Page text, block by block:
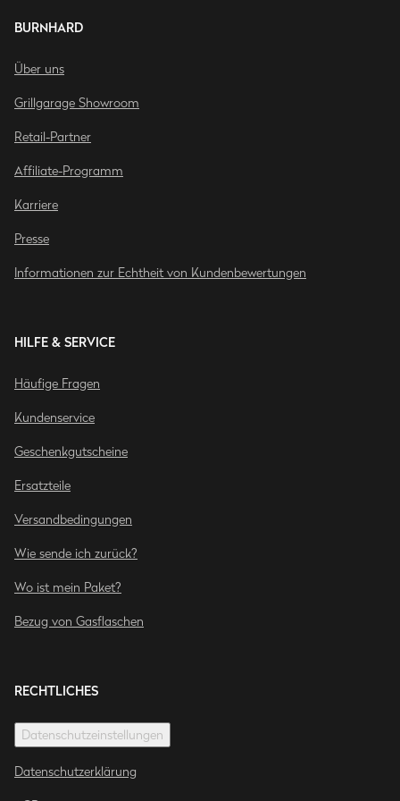
BURNHARD
Über uns
Grillgarage Showroom
Retail-Partner
Affiliate-Programm
Karriere
Presse
Informationen zur Echtheit von Kundenbewertungen
HILFE & SERVICE
Häufige Fragen
Kundenservice
Geschenkgutscheine
Ersatzteile
Versandbedingungen
Wie sende ich zurück?
Wo ist mein Paket?
Bezug von Gasflaschen
RECHTLICHES
Datenschutzeinstellungen
Datenschutzerklärung